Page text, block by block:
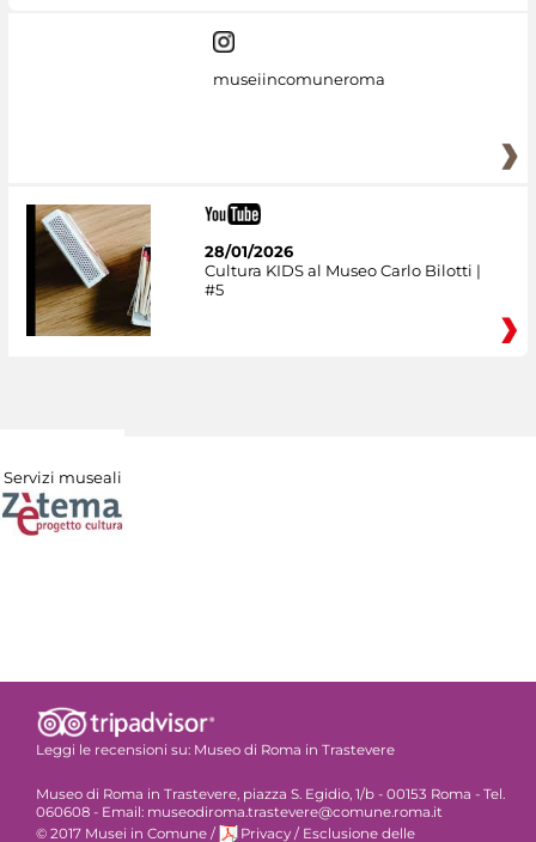
museiincomuneroma
28/01/2026
Cultura KIDS al Museo Carlo Bilotti |
#5
Servizi museali
Leggi le recensioni su: Museo di Roma in Trastevere
Museo di Roma in Trastevere, piazza S. Egidio, 1/b - 00153 Roma - Tel.
060608 - Email: museodiroma.trastevere@comune.roma.it
© 2017 Musei in Comune / Privacy / Esclusione delle